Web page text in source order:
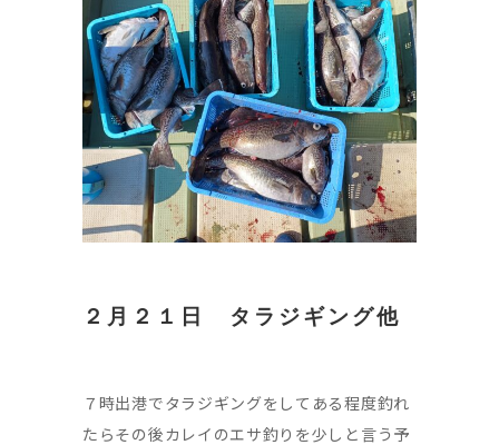
２月２１日 タラジギング他
７時出港でタラジギングをしてある程度釣れ
たらその後カレイのエサ釣りを少しと言う予